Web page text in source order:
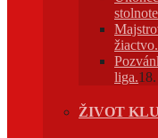
žiactvo.
liga.
ŽIVOT